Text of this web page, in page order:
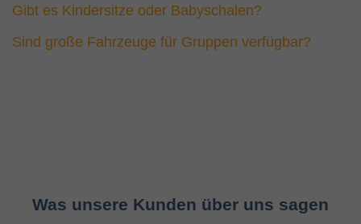
Gibt es Kindersitze oder Babyschalen?
Sind große Fahrzeuge für Gruppen verfügbar?
Was unsere Kunden über uns sagen